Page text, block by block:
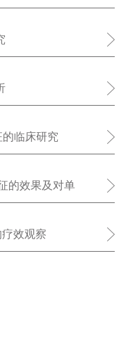
临床研究
的效果及对单
效观察